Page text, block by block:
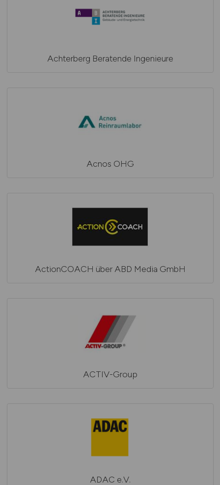
Achterberg Beratende Ingenieure
Acnos OHG
ActionCOACH über ABD Media GmbH
ACTIV-Group
ADAC e.V.